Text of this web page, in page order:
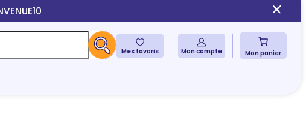
Mes favoris Mon compte Mon panier